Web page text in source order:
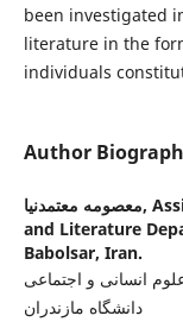
been investigated
literature in the
individuals
Author
معصومه معتمدنیا,
and Literature
Babolsar, Iran.
انسانی و اجتماعی
دانشگاه مازندران